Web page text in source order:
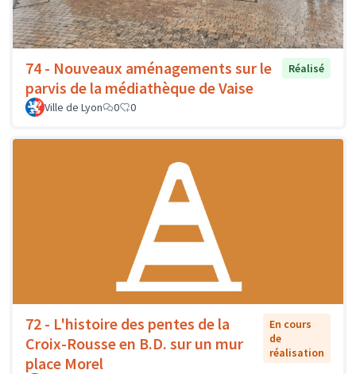
74 - Nouveaux aménagements sur le
parvis de la médiathèque de Vaise
Réalisé
Ville de Lyon 0 0
72 - L'histoire des pentes de la
Croix-Rousse en B.D. sur un mur
place Morel
En cours
de
réalisation